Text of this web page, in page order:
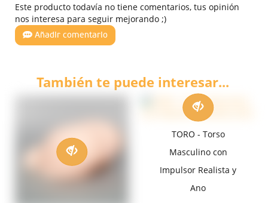
Este producto todavía no tiene comentarios, tus opinión
nos interesa para seguir mejorando ;)
Añadir comentario
También te puede interesar...
TORO - Torso
Masculino con
Impulsor Realista y
Ano